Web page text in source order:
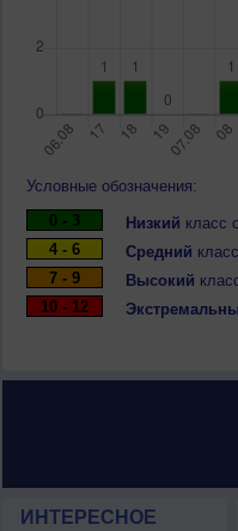
Условные обозначения:
0 - 3
Низкий класс
4 - 6
Средний
7 - 9
Высокий
10 - 12
ИНТЕРЕСНОЕ